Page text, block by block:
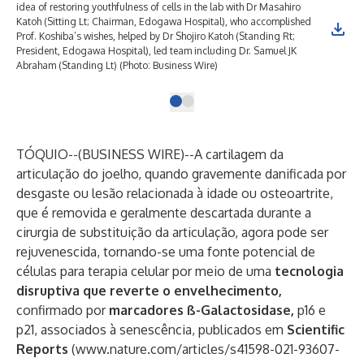
idea of restoring youthfulness of cells in the lab with Dr Masahiro
Katoh (Sitting Lt; Chairman, Edogawa Hospital), who accomplished
Prof. Koshiba’s wishes, helped by Dr Shojiro Katoh (Standing Rt;
President, Edogawa Hospital), led team including Dr. Samuel JK
Abraham (Standing Lt) (Photo: Business Wire)
TÓQUIO--(BUSINESS WIRE)--A cartilagem da
articulação do joelho, quando gravemente danificada por
desgaste ou lesão relacionada à idade ou osteoartrite,
que é removida e geralmente descartada durante a
cirurgia de substituição da articulação, agora pode ser
rejuvenescida, tornando-se uma fonte potencial de
células para terapia celular por meio de uma tecnologia
disruptiva que reverte o envelhecimento,
confirmado pormarcadores ß-Galactosidase, p16 e
p21, associados à senescência, publicados em Scientific
Reports (www.nature.com/articles/s41598-021-93607-